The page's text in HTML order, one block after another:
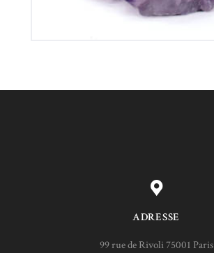
ADRESSE
99 rue de Rivoli 75001 Paris